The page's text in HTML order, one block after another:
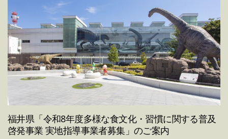
福井県「令和8年度多様な食文化・習慣に関する普及
啓発事業 実地指導事業者募集」のご案内